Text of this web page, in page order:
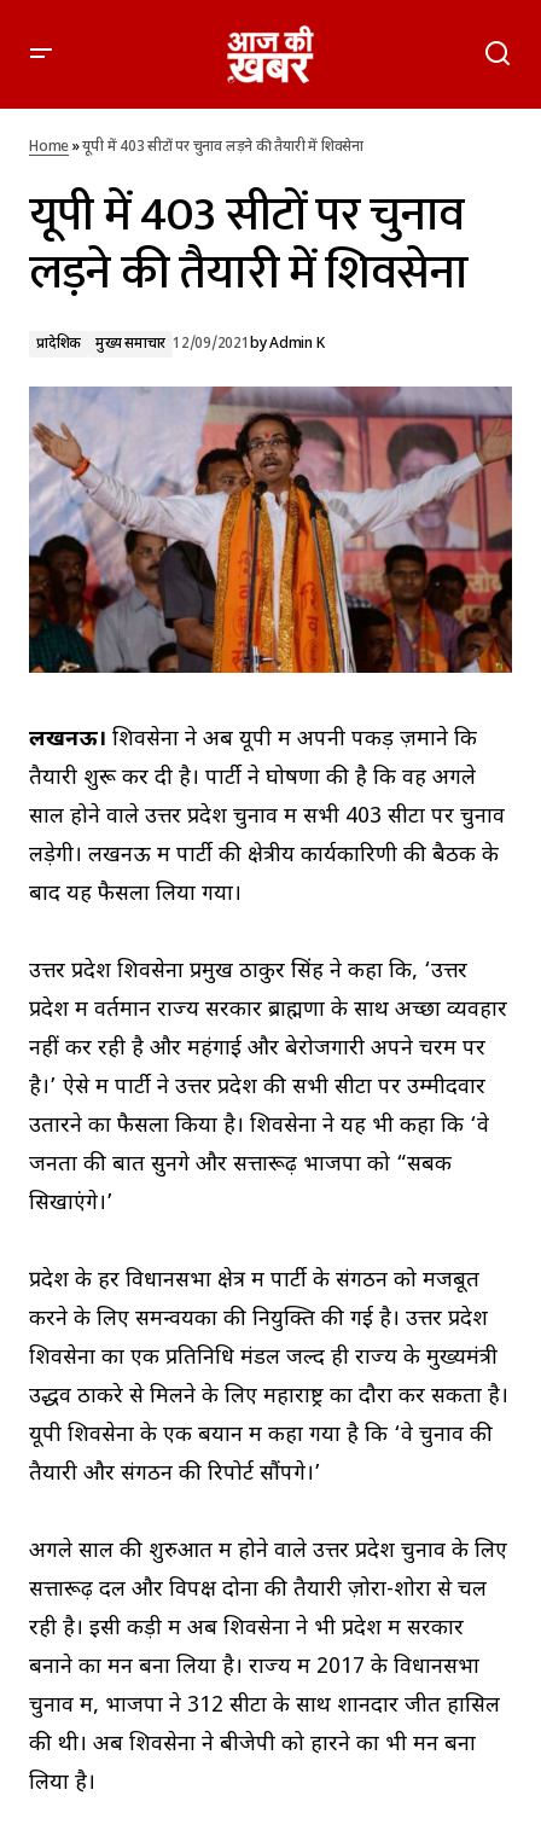
यूपी में 403 सीटों पर चुनाव लड़ने की तैयारी में शिवसेना
Home»यूपी में 403 सीटों पर चुनाव लड़ने की तैयारी में शिवसेना
यूपी में 403 सीटों पर चुनाव
लड़ने की तैयारी में शिवसेना
प्रादेशिक मुख्य समाचार 12/09/2021byAdmin K
लखनऊ। शिवसेना ने अब यूपी में अपनी पकड़ ज़माने कि
तैयारी शुरू कर दी है। पार्टी ने घोषणा की है कि वह अगले
साल होने वाले उत्तर प्रदेश चुनाव में सभी 403 सीटों पर चुनाव
लड़ेगी। लखनऊ में पार्टी की क्षेत्रीय कार्यकारिणी की बैठक के
बाद यह फैसला लिया गया।
उत्तर प्रदेश शिवसेना प्रमुख ठाकुर सिंह ने कहा कि, ‘उत्तर
प्रदेश में वर्तमान राज्य सरकार ब्राह्मणों के साथ अच्छा व्यवहार
नहीं कर रही है और महंगाई और बेरोजगारी अपने चरम पर
है।’ ऐसे में पार्टी ने उत्तर प्रदेश की सभी सीटों पर उम्मीदवार
उतारने का फैसला किया है। शिवसेना ने यह भी कहा कि ‘वे
जनता की बात सुनेंगे और सत्तारूढ़ भाजपा को “सबक
सिखाएंगे।’
प्रदेश के हर विधानसभा क्षेत्र में पार्टी के संगठन को मजबूत
करने के लिए समन्वयकों की नियुक्ति की गई है। उत्तर प्रदेश
शिवसेना का एक प्रतिनिधि मंडल जल्द ही राज्य के मुख्यमंत्री
उद्धव ठाकरे से मिलने के लिए महाराष्ट्र का दौरा कर सकता है।
यूपी शिवसेना के एक बयान में कहा गया है कि ‘वे चुनाव की
तैयारी और संगठन की रिपोर्ट सौंपेंगे।’
अगले साल की शुरुआत में होने वाले उत्तर प्रदेश चुनाव के लिए
सत्तारूढ़ दल और विपक्ष दोनों की तैयारी ज़ोरों-शोरों से चल
रही है। इसी कड़ी में अब शिवसेना ने भी प्रदेश में सरकार
बनाने का मन बना लिया है। राज्य में 2017 के विधानसभा
चुनाव में, भाजपा ने 312 सीटों के साथ शानदार जीत हासिल
की थी। अब शिवसेना ने बीजेपी को हारने का भी मन बना
लिया है।